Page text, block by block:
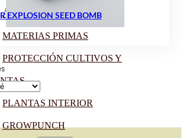
ÁCIDOS HÚMICOS
MATERIAS PRIMAS
PROTECCIÓN CULTIVOS Y
PLANTAS INTERIOR
GROWPUNCH
EXPLOSION SEED BOMB
Trié
Par
Popularité